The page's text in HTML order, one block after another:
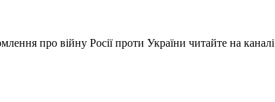
про війну Росії проти України читайте на каналі